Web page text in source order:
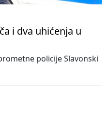
i dva uhićenja u
policije Slavonski